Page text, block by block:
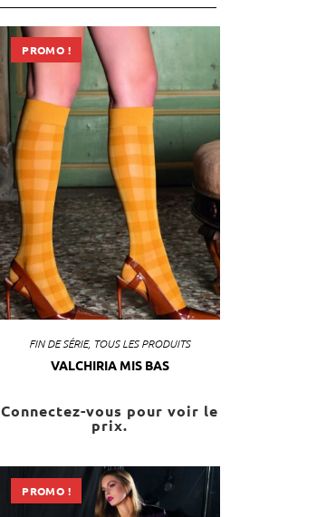
PROMO !
FIN DE SÉRIE, TOUS LES PRODUITS
VALCHIRIA MIS BAS
Connectez-vous pour voir le
prix.
PROMO !